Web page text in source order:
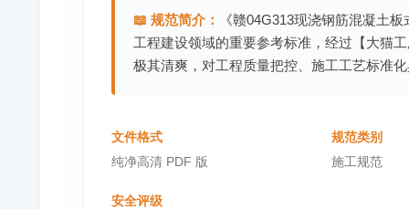
📖 规范简介：
《赣04G313现浇钢筋混凝土
工程建设领域的重要参考标准，经过【大猫
极其清爽，对工程质量把控、施工工艺标准
文件格式
纯净高清 PDF 版
规范类别
施工规范
安全评级